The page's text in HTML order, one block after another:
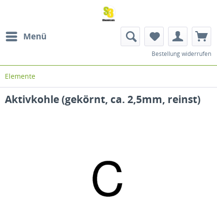
Menü
Bestellung widerrufen
Elemente
Aktivkohle (gekörnt, ca. 2,5mm, reinst)